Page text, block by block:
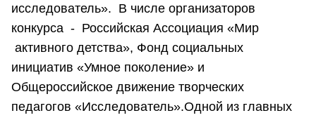
исследователь». В числе организаторов
конкурса - Российская Ассоциация «Мир
активного детства», Фонд социальных
инициатив «Умное поколение» и
Общероссийское движение творческих
педагогов «Исследователь».Одной из главных